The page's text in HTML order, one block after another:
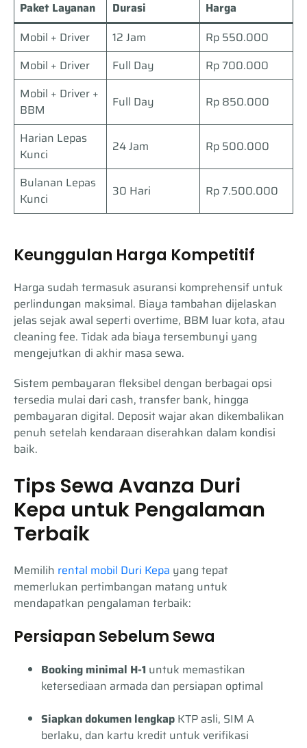
Paket Layanan Durasi
Harga
Mobil + Driver
12 Jam
Rp 550.000
Mobil + Driver
Full Day
Rp 700.000
Mobil + Driver +
BBM
Full Day Rp 850.000
Harian Lepas
Kunci
24 Jam Rp 500.000
Bulanan Lepas
Kunci
30 Hari Rp 7.500.000
Keunggulan Harga Kompetitif
Harga sudah termasuk asuransi komprehensif untuk
perlindungan maksimal. Biaya tambahan dijelaskan
jelas sejak awal seperti overtime, BBM luar kota, atau
cleaning fee. Tidak ada biaya tersembunyi yang
mengejutkan di akhir masa sewa.
Sistem pembayaran fleksibel dengan berbagai opsi
tersedia mulai dari cash, transfer bank, hingga
pembayaran digital. Deposit wajar akan dikembalikan
penuh setelah kendaraan diserahkan dalam kondisi
baik.
Tips Sewa Avanza Duri
Kepa untuk Pengalaman
Terbaik
Memilih rental mobil Duri Kepa yang tepat
memerlukan pertimbangan matang untuk
mendapatkan pengalaman terbaik:
Persiapan Sebelum Sewa
Booking minimal H-1 untuk memastikan
ketersediaan armada dan persiapan optimal
Siapkan dokumen lengkap KTP asli, SIM A
berlaku, dan kartu kredit untuk verifikasi